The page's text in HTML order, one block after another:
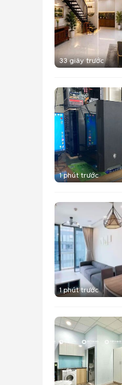
33 giây trước
1 phút trước
1 phút trước